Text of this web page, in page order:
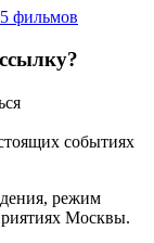
5 фильмов
событиях
режим
Москвы.